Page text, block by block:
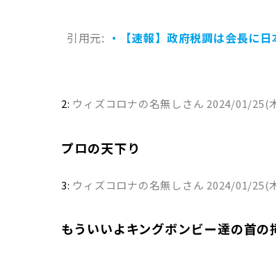
引用元: ・【速報】政府税調は会長に
2: ウィズコロナの名無しさん 2024/01/25(
プロの天下り
3: ウィズコロナの名無しさん 2024/01/25(
もういいよキングボンビー達の首の